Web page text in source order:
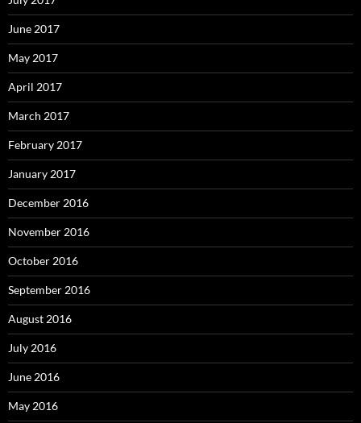
June 2017
May 2017
April 2017
March 2017
February 2017
January 2017
December 2016
November 2016
October 2016
September 2016
August 2016
July 2016
June 2016
May 2016